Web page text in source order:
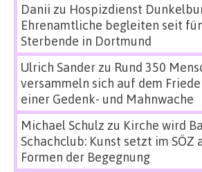
Danii zu Hospizdienst
Ehrenamtliche begleiten seit
Sterbende in Dortmund
Ulrich Sanderzu Rund 350
versammeln sich auf dem
einer Gedenk- und Mahnwache
Michael Schulz zu Kirche wird
Schachclub: Kunst setzt im SÖZ
Formen der Begegnung